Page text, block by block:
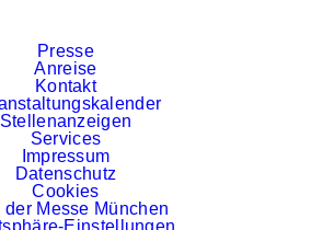
Presse
Anreise
Kontakt
Stellenanzeigen
Services
Impressum
Datenschutz
Cookies
der Messe München
Einstellungen